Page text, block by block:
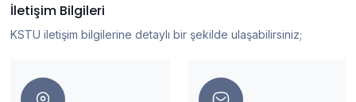
İletişim Bilgileri
KSTU iletişim bilgilerine detaylı bir şekilde ulaşabilirsiniz;